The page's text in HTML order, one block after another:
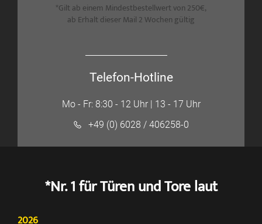
*Gilt ab einem Mindestbestellwert von 250€,
ab Erhalt dieser Mail 2 Wochen gültig
Telefon-Hotline
Mo - Fr: 8:30 - 12 Uhr | 13 - 17 Uhr
+49 (0) 6028 / 406258-0
*Nr. 1 für Türen und Tore laut
2026